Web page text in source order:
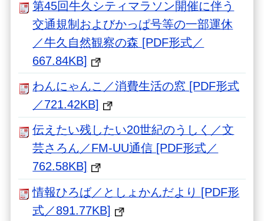
第45回牛久シティマラソン開催に伴う
交通規制およびかっぱ号等の一部運休
／牛久自然観察の森 [PDF形式／
667.84KB]
わんにゃんこ／消費生活の窓 [PDF形式
／721.42KB]
伝えたい残したい20世紀のうしく／文
芸さろん／FM-UU通信 [PDF形式／
762.58KB]
情報ひろば／としょかんだより [PDF形
式／891.77KB]